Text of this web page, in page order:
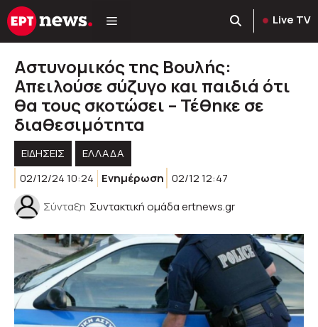
Μετάβαση
σε
Live TV
Αστυνομικός της Βουλής:
Απειλούσε σύζυγο και παιδιά ότι
θα τους σκοτώσει – Τέθηκε σε
διαθεσιμότητα
ΕΙΔΗΣΕΙΣ
ΕΛΛΑΔΑ
02/12/24 10:24
Ενημέρωση 02/12 12:47
Σύνταξη Συντακτική ομάδα ertnews.gr